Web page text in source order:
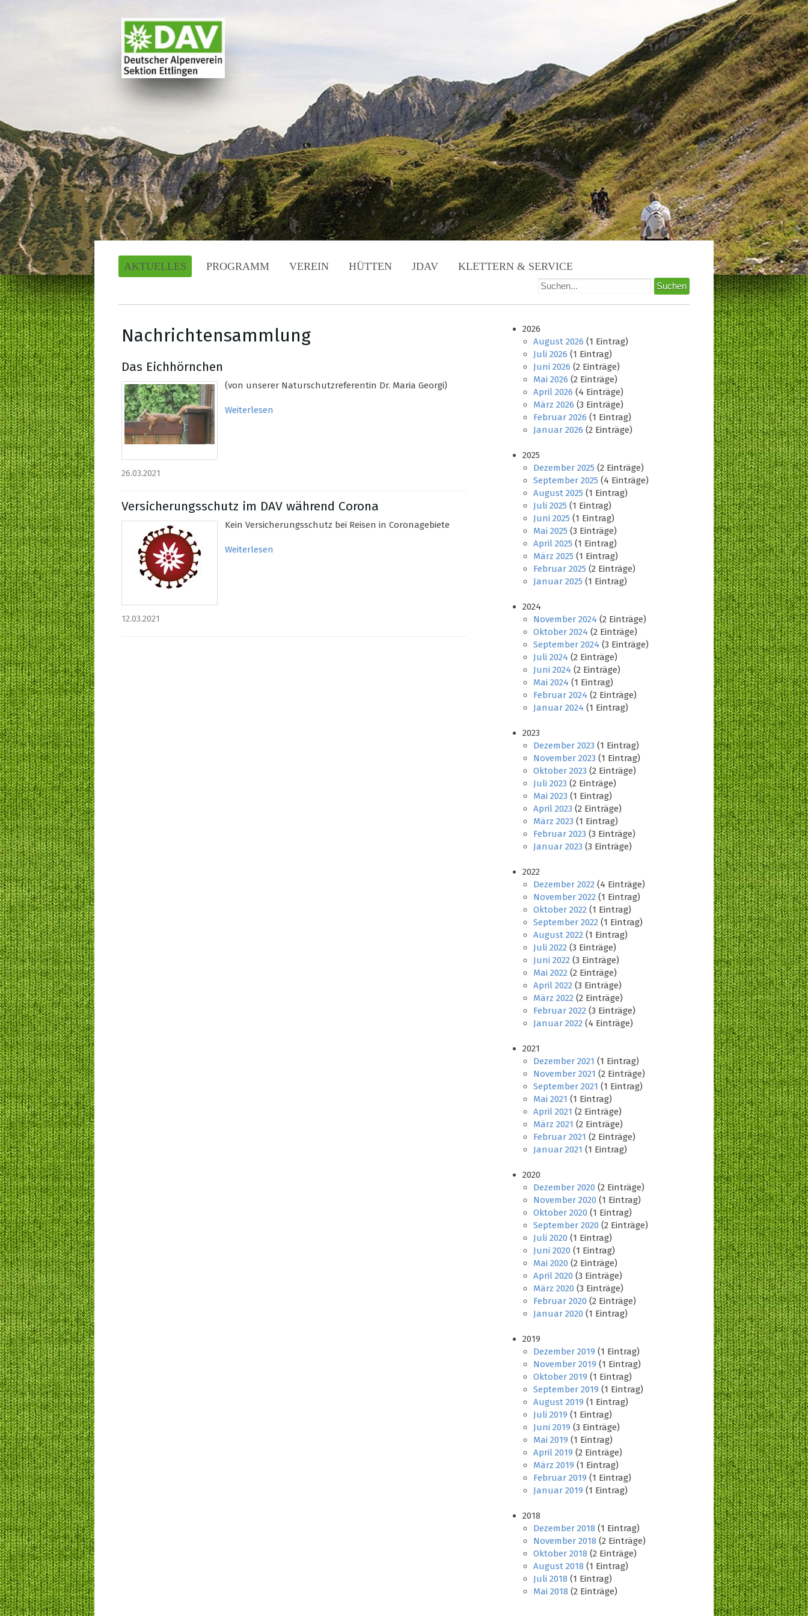
AKTUELLES PROGRAMM VEREIN HÜTTEN JDAV KLETTERN & SERVICE
2026
August 2026 (1 Eintrag)
Juli 2026 (1 Eintrag)
Juni 2026 (2 Einträge)
Mai 2026 (2 Einträge)
April 2026 (4 Einträge)
März 2026 (3 Einträge)
Februar 2026 (1 Eintrag)
Januar 2026 (2 Einträge)
2025
Dezember 2025 (2 Einträge)
September 2025 (4 Einträge)
August 2025 (1 Eintrag)
Juli 2025 (1 Eintrag)
Juni 2025 (1 Eintrag)
Mai 2025 (3 Einträge)
April 2025 (1 Eintrag)
März 2025 (1 Eintrag)
Februar 2025 (2 Einträge)
Januar 2025 (1 Eintrag)
2024
November 2024 (2 Einträge)
Oktober 2024 (2 Einträge)
September 2024 (3 Einträge)
Juli 2024 (2 Einträge)
Juni 2024 (2 Einträge)
Mai 2024 (1 Eintrag)
Februar 2024 (2 Einträge)
Januar 2024 (1 Eintrag)
2023
Dezember 2023 (1 Eintrag)
November 2023 (1 Eintrag)
Oktober 2023 (2 Einträge)
Juli 2023 (2 Einträge)
Mai 2023 (1 Eintrag)
April 2023 (2 Einträge)
März 2023 (1 Eintrag)
Februar 2023 (3 Einträge)
Januar 2023 (3 Einträge)
2022
Dezember 2022 (4 Einträge)
November 2022 (1 Eintrag)
Oktober 2022 (1 Eintrag)
September 2022 (1 Eintrag)
August 2022 (1 Eintrag)
Juli 2022 (3 Einträge)
Juni 2022 (3 Einträge)
Mai 2022 (2 Einträge)
April 2022 (3 Einträge)
März 2022 (2 Einträge)
Februar 2022 (3 Einträge)
Januar 2022 (4 Einträge)
2021
Dezember 2021 (1 Eintrag)
November 2021 (2 Einträge)
September 2021 (1 Eintrag)
Mai 2021 (1 Eintrag)
April 2021 (2 Einträge)
März 2021 (2 Einträge)
Februar 2021 (2 Einträge)
Januar 2021 (1 Eintrag)
2020
Dezember 2020 (2 Einträge)
November 2020 (1 Eintrag)
Oktober 2020 (1 Eintrag)
September 2020 (2 Einträge)
Juli 2020 (1 Eintrag)
Juni 2020 (1 Eintrag)
Mai 2020 (2 Einträge)
April 2020 (3 Einträge)
März 2020 (3 Einträge)
Februar 2020 (2 Einträge)
Januar 2020 (1 Eintrag)
2019
Dezember 2019 (1 Eintrag)
November 2019 (1 Eintrag)
Oktober 2019 (1 Eintrag)
September 2019 (1 Eintrag)
August 2019 (1 Eintrag)
Juli 2019 (1 Eintrag)
Juni 2019 (3 Einträge)
Mai 2019 (1 Eintrag)
April 2019 (2 Einträge)
März 2019 (1 Eintrag)
Februar 2019 (1 Eintrag)
Januar 2019 (1 Eintrag)
2018
Dezember 2018 (1 Eintrag)
November 2018 (2 Einträge)
Oktober 2018 (2 Einträge)
August 2018 (1 Eintrag)
Juli 2018 (1 Eintrag)
Mai 2018 (2 Einträge)
Nachrichtensammlung
Das Eichhörnchen
(von unserer Naturschutzreferentin Dr. Maria Georgi)
Weiterlesen
26.03.2021
Versicherungsschutz im DAV während Corona
Kein Versicherungsschutz bei Reisen in Coronagebiete
Weiterlesen
12.03.2021